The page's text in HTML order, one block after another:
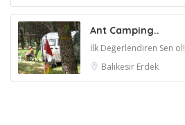
Ant Camping..
İlk Değerlendiren Sen ol!
Balıkesir Erdek